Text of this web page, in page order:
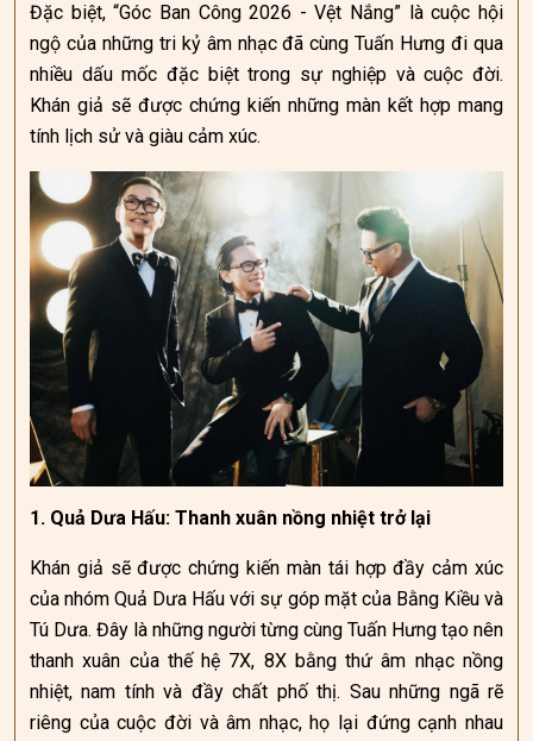
Đặc biệt, “Góc Ban Công 2026 - Vệt Nắng” là cuộc hội
ngộ của những tri kỷ âm nhạc đã cùng Tuấn Hưng đi qua
nhiều dấu mốc đặc biệt trong sự nghiệp và cuộc đời.
Khán giả sẽ được chứng kiến những màn kết hợp mang
tính lịch sử và giàu cảm xúc.
1. Quả Dưa Hấu: Thanh xuân nồng nhiệt trở lại
Khán giả sẽ được chứng kiến màn tái hợp đầy cảm xúc
của nhóm Quả Dưa Hấu với sự góp mặt của Bằng Kiều và
Tú Dưa. Đây là những người từng cùng Tuấn Hưng tạo nên
thanh xuân của thế hệ 7X, 8X bằng thứ âm nhạc nồng
nhiệt, nam tính và đầy chất phố thị. Sau những ngã rẽ
riêng của cuộc đời và âm nhạc, họ lại đứng cạnh nhau